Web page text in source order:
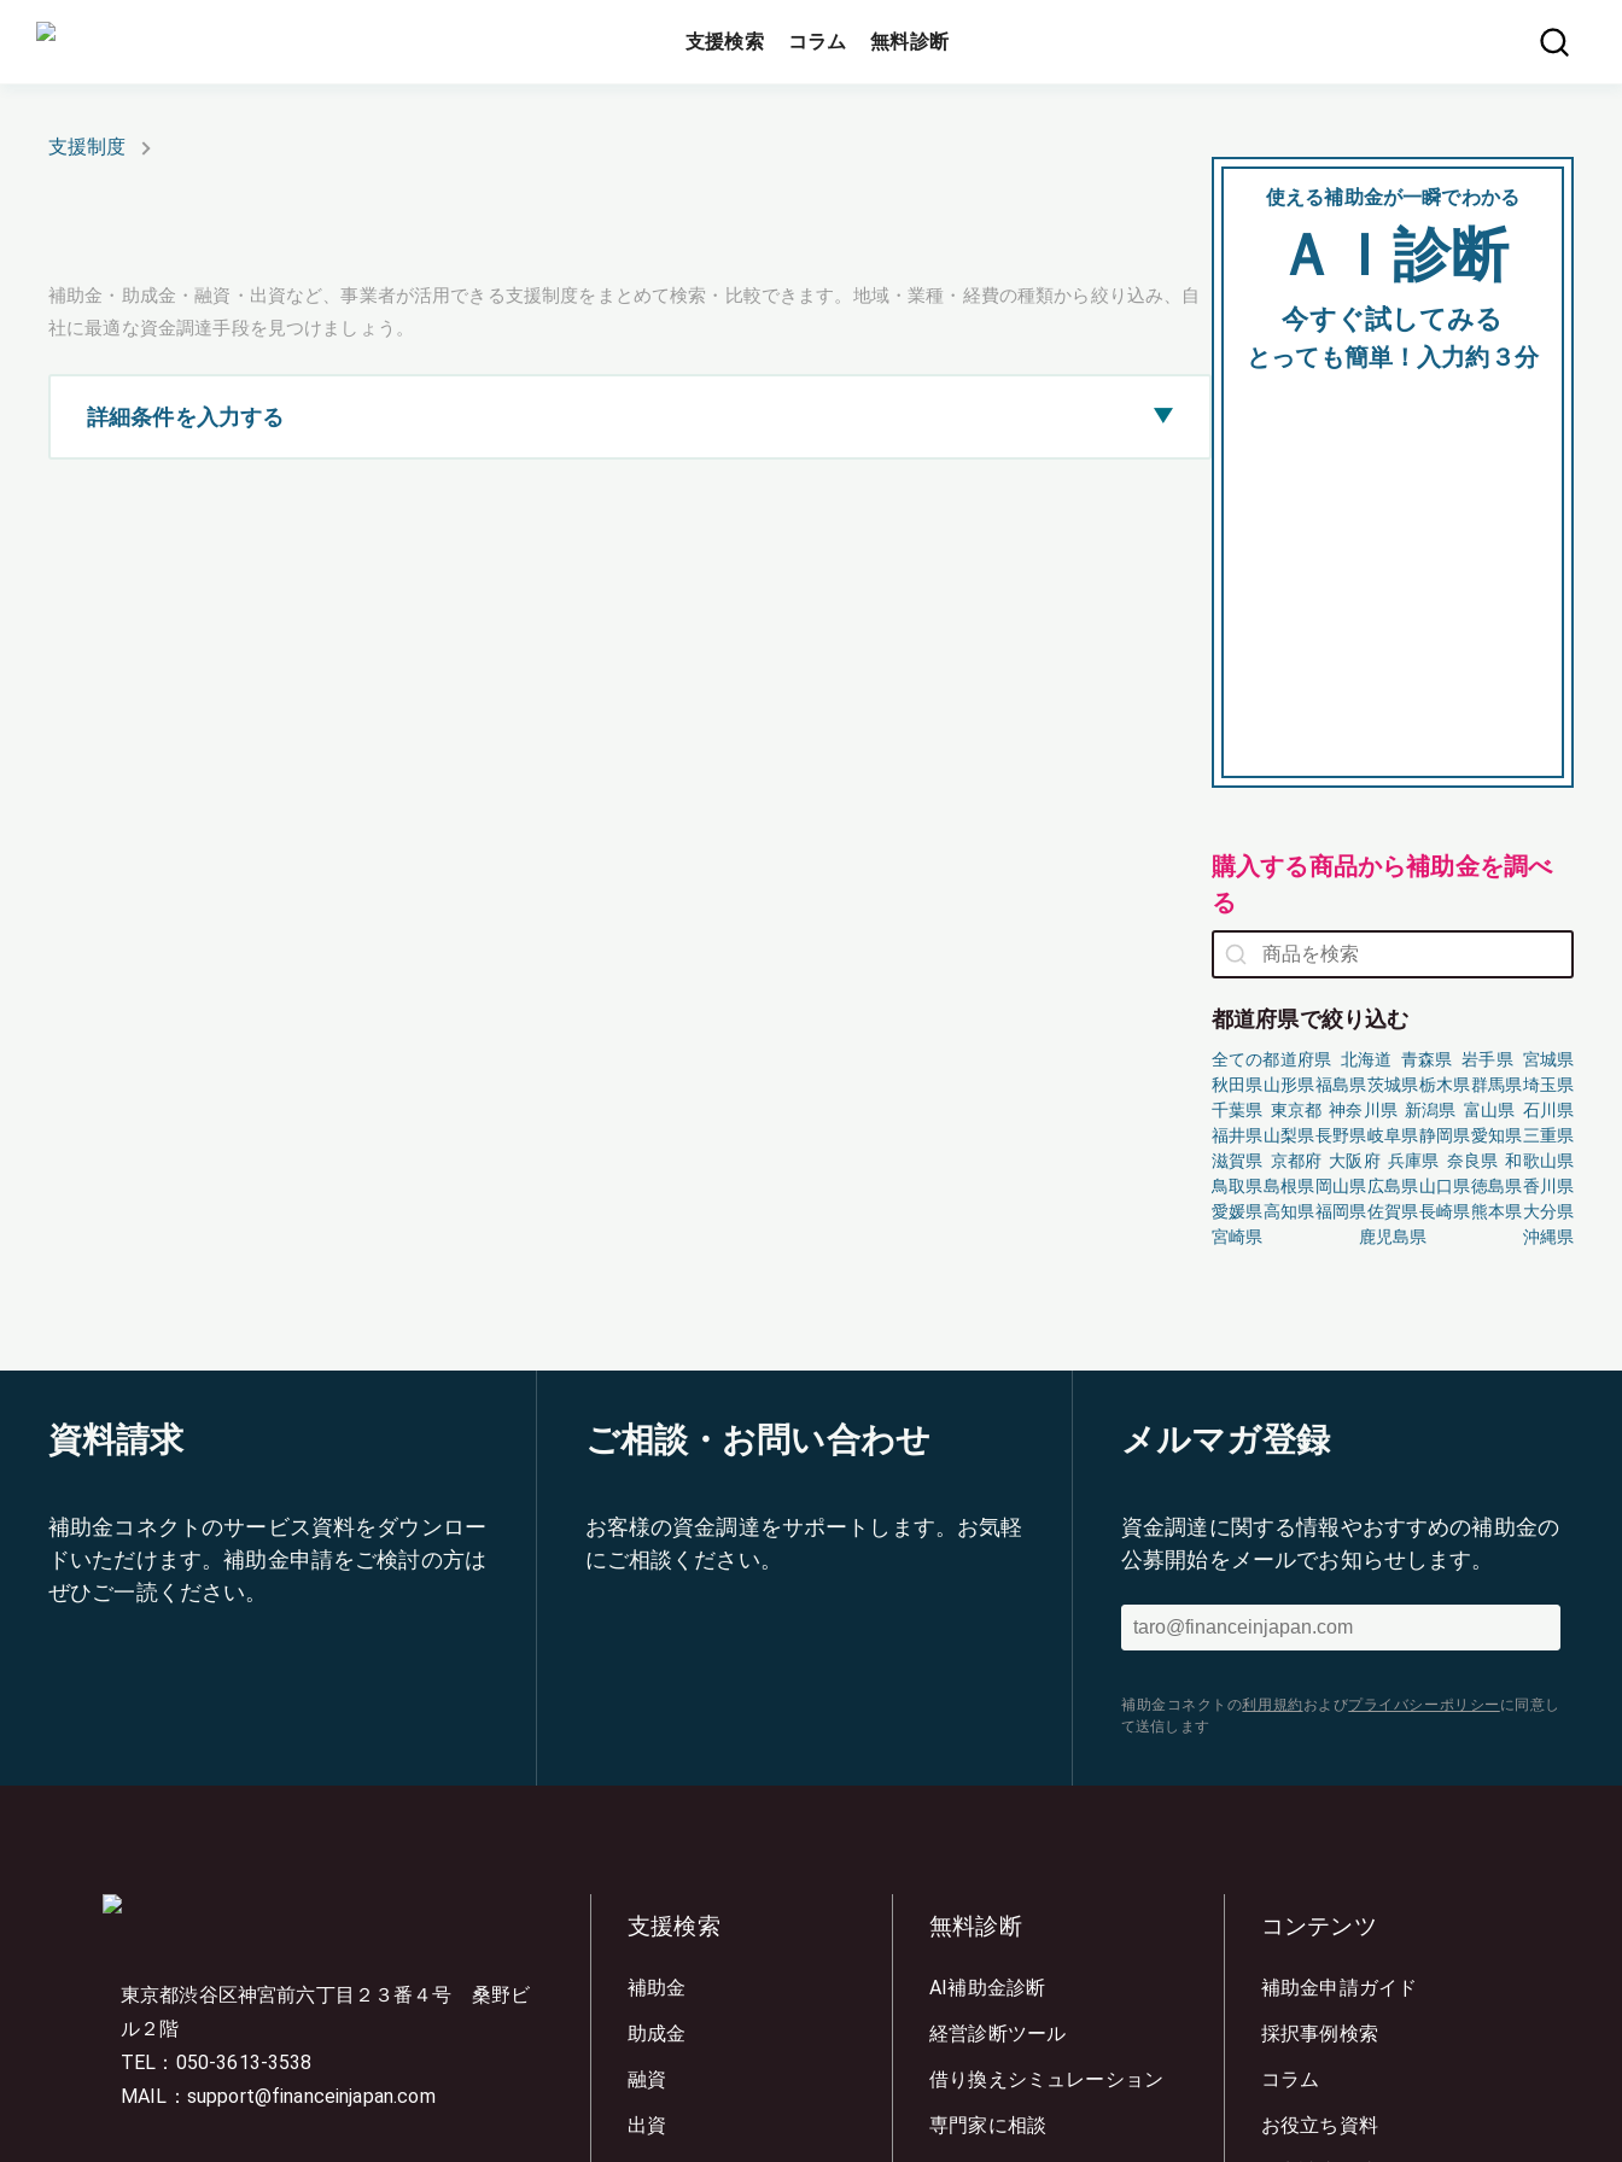
支援検索 コラム 無料診断
支援制度
補助金・助成金・融資・出資など、事業者が活用できる支援制度をまとめて検索・比較できます。地域・業種・経費の種類から絞り込み、自
社に最適な資金調達手段を見つけましょう。
詳細条件を入力する ▶
使える補助金が一瞬でわかる
ＡＩ診断
今すぐ試してみる
とっても簡単！入力約３分
購入する商品から補助金を調べ
る
都道府県で絞り込む
全ての都道府県 北海道 青森県 岩手県 宮城県
秋田県山形県福島県茨城県栃木県群馬県埼玉県
千葉県 東京都 神奈川県 新潟県 富山県 石川県
福井県山梨県長野県岐阜県静岡県愛知県三重県
滋賀県 京都府 大阪府 兵庫県 奈良県 和歌山県
鳥取県島根県岡山県広島県山口県徳島県香川県
愛媛県高知県福岡県佐賀県長崎県熊本県大分県
宮崎県
鹿児島県 沖縄県
資料請求
補助金コネクトのサービス資料をダウンロー
ドいただけます。補助金申請をご検討の方は
ぜひご一読ください。
ご相談・お問い合わせ
お客様の資金調達をサポートします。お気軽
にご相談ください。
メルマガ登録
資金調達に関する情報やおすすめの補助金の
公募開始をメールでお知らせします。
補助金コネクトの利用規約 およびプライバシーポリシー に同意し
て送信します
東京都渋谷区神宮前六丁目２３番４号 桑野ビ
ル２階
TEL：050-3613-3538
MAIL：support@financeinjapan.com
支援検索
補助金
助成金
融資
出資
無料診断
AI補助金診断
経営診断ツール
借り換えシミュレーション
専門家に相談
コンテンツ
補助金申請ガイド
採択事例検索
コラム
お役立ち資料